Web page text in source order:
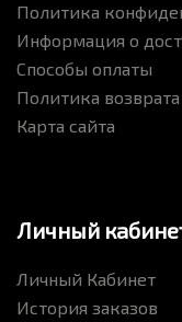
Политика
Информация о
Способы оплаты
Политика
Карта сайта
Личный
Личный Кабинет
История заказов